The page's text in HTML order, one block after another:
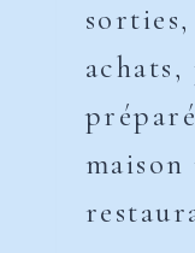
achats,